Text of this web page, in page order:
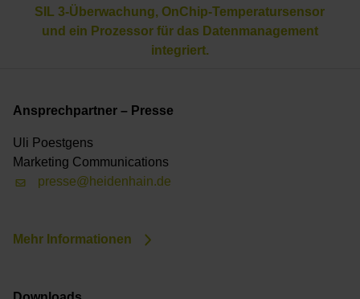
SIL 3-Überwachung, OnChip-Temperatursensor
und ein Prozessor für das Datenmanagement
integriert.
Ansprechpartner – Presse
Uli Poestgens
Marketing Communications
presse@heidenhain.de
Mehr Informationen